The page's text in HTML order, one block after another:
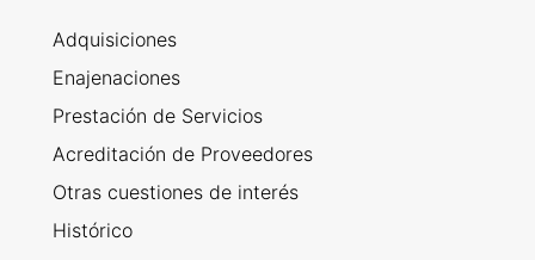
Adquisiciones
Enajenaciones
Prestación de Servicios
Acreditación de Proveedores
Otras cuestiones de interés
Histórico